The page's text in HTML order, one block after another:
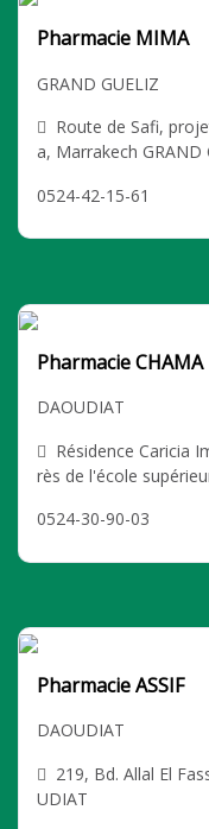
Pharmacie MIMA
GRAND GUELIZ
Route de Safi,
a, Marrakech GRAND
0524-42-15-61
Pharmacie CHAMA
DAOUDIAT
Résidence Caricia
rès de l'école
0524-30-90-03
Pharmacie ASSIF
DAOUDIAT
219, Bd. Allal El
UDIAT